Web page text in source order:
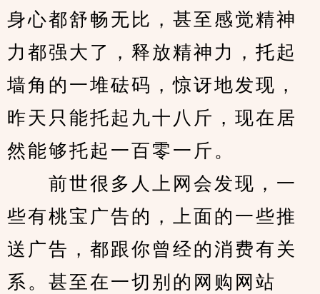
身心都舒畅无比，甚至感觉精神
力都强大了，释放精神力，托起
墙角的一堆砝码，惊讶地发现，
昨天只能托起九十八斤，现在居
然能够托起一百零一斤。
前世很多人上网会发现，一
些有桃宝广告的，上面的一些推
送广告，都跟你曾经的消费有关
系。甚至在一切别的网购网站